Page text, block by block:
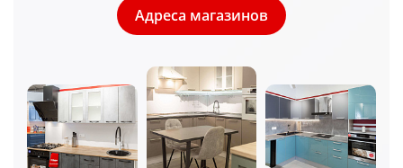
Адреса магазинов